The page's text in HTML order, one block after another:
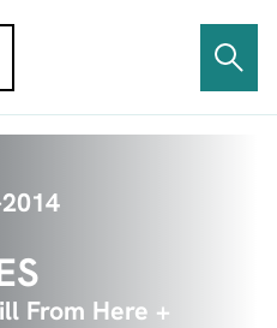
From Here +